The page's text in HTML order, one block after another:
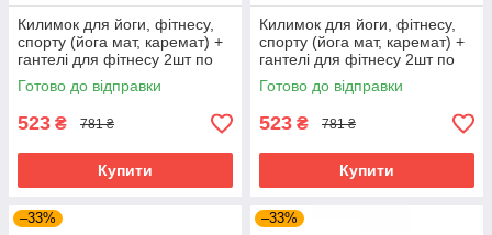
Килимок для йоги, фітнесу,
спорту (йога мат, каремат) +
гантелі для фітнесу 2шт по
2кг OSPORT Set 82 (n-0112)
Фіолетово-фіолетовий
Готово до відправки
523 ₴ 781 ₴
Купити
Килимок для йоги, фітнесу,
спорту (йога мат, каремат) +
гантелі для фітнесу 2шт по
2кг OSPORT Set 82 (n-0112)
Фіолетово-синій
Готово до відправки
523 ₴ 781 ₴
Купити
–33% –33%